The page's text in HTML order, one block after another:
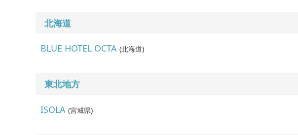
北海道
BLUE HOTEL OCTA (北海道)
東北地方
ISOLA (宮城県)